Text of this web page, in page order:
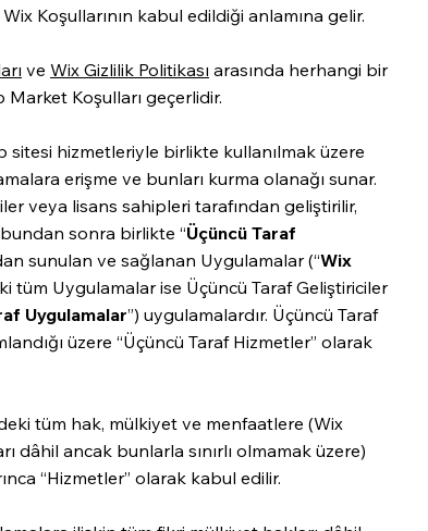
Koşullarının kabul edildiği anlamına gelir.
ve Wix Gizlilik Politikası arasında herhangi bir
Market Koşulları geçerlidir.
sitesi hizmetleriyle birlikte kullanılmak üzere
erişme ve bunları kurma olanağı sunar.
veya lisans sahipleri tarafından geliştirilir,
sonra birlikte “Üçüncü Taraf
sunulan ve sağlanan Uygulamalar (“Wix
tüm Uygulamalar ise Üçüncü Taraf Geliştiriciler
Uygulamalar”) uygulamalardır. Üçüncü Taraf
üzere “Üçüncü Taraf Hizmetler” olarak
tüm hak, mülkiyet ve menfaatlere (Wix
dâhil ancak bunlarla sınırlı olmamak üzere)
“Hizmetler” olarak kabul edilir.